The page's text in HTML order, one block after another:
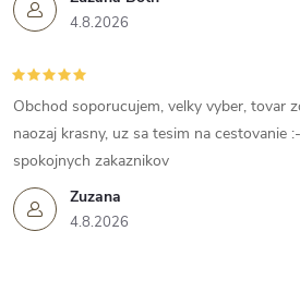
4.8.2026
Zuzana
4.8.2026
Obchod soporucujem, velky vyber, tovar
naozaj krasny, uz sa tesim na cestovanie
spokojnych zakaznikov